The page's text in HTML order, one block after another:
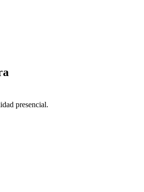
presencial.